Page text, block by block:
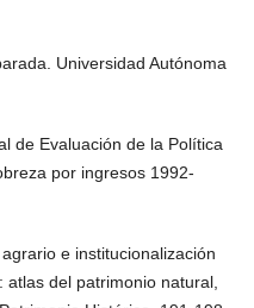
Universidad Autónoma
de Evaluación de la Política
por ingresos 1992-
e institucionalización
del patrimonio natural,